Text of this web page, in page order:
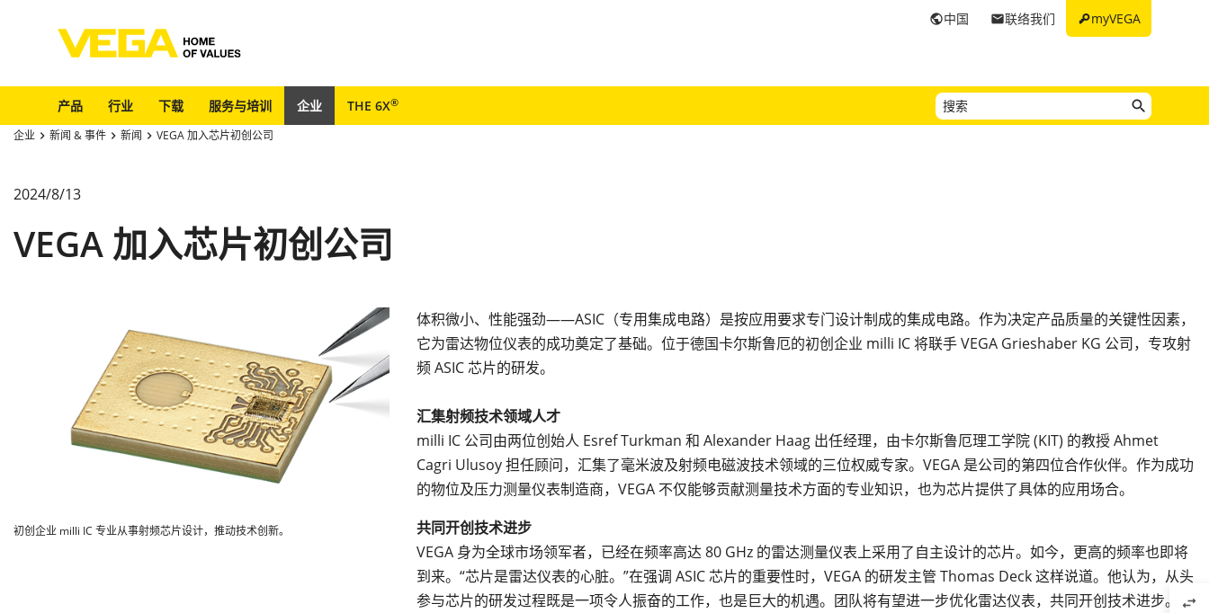
keymyVEGA
email联络我们
public中国
产品 行业 下载 服务与培训 企业 THE 6X®
企业 新闻 & 事件 新闻 VEGA 加入芯片初创公司
2024/8/13
VEGA 加入芯片初创公司
初创企业 milli IC 专业从事射频芯片设计，推动技术创新。
体积微小、性能强劲——ASIC（专用集成电路）是按应用要求专门设计制成的集成电路。作为决定产品质量的关键性因素，
它为雷达物位仪表的成功奠定了基础。位于德国卡尔斯鲁厄的初创企业 milli IC 将联手 VEGA Grieshaber KG 公司，专攻射
频 ASIC 芯片的研发。
汇集射频技术领域人才
milli IC 公司由两位创始人 Esref Turkman 和 Alexander Haag 出任经理，由卡尔斯鲁厄理工学院 (KIT) 的教授 Ahmet
Cagri Ulusoy 担任顾问，汇集了毫米波及射频电磁波技术领域的三位权威专家。VEGA 是公司的第四位合作伙伴。作为成功
的物位及压力测量仪表制造商，VEGA 不仅能够贡献测量技术方面的专业知识，也为芯片提供了具体的应用场合。
共同开创技术进步
VEGA 身为全球市场领军者，已经在频率高达 80 GHz 的雷达测量仪表上采用了自主设计的芯片。如今，更高的频率也即将
到来。“芯片是雷达仪表的心脏。”在强调 ASIC 芯片的重要性时，VEGA 的研发主管 Thomas Deck 这样说道。他认为，从头
参与芯片的研发过程既是一项令人振奋的工作，也是巨大的机遇。团队将有望进一步优化雷达仪表，共同开创技术进步。当
swap_horiz